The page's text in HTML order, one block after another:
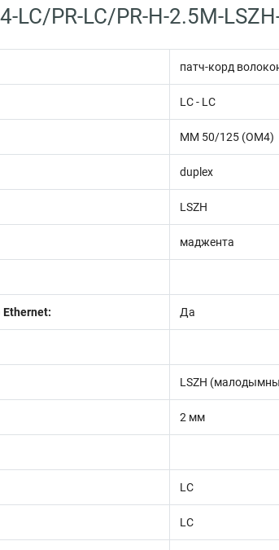
LC/PR-LC/PR-H-2.5M-
патч-корд
LC - LC
MM 50/125 (OM4)
duplex
LSZH
маджента
Да
LSZH
2 мм
LC
LC